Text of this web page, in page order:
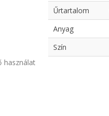
használat
Űrtartalom
Anyag
Szín